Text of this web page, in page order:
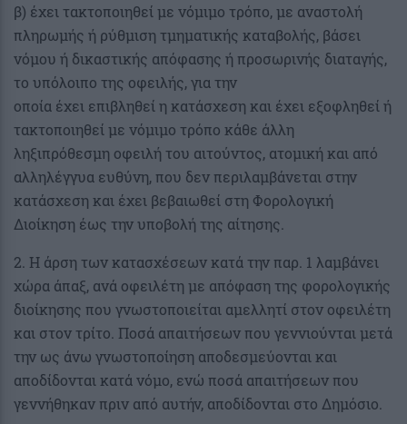
β) έχει τακτοποιηθεί με νόμιμο τρόπο, με αναστολή
πληρωμής ή ρύθμιση τμηματικής καταβολής, βάσει
νόμου ή δικαστικής απόφασης ή προσωρινής διαταγής,
το υπόλοιπο της οφειλής, για την
οποία έχει επιβληθεί η κατάσχεση και έχει εξοφληθεί ή
τακτοποιηθεί με νόμιμο τρόπο κάθε άλλη
ληξιπρόθεσμη οφειλή του αιτούντος, ατομική και από
αλληλέγγυα ευθύνη, που δεν περιλαμβάνεται στην
κατάσχεση και έχει βεβαιωθεί στη Φορολογική
Διοίκηση έως την υποβολή της αίτησης.
2. Η άρση των κατασχέσεων κατά την παρ. 1 λαμβάνει
χώρα άπαξ, ανά οφειλέτη με απόφαση της φορολογικής
διοίκησης που γνωστοποιείται αμελλητί στον οφειλέτη
και στον τρίτο. Ποσά απαιτήσεων που γεννιούνται μετά
την ως άνω γνωστοποίηση αποδεσμεύονται και
αποδίδονται κατά νόμο, ενώ ποσά απαιτήσεων που
γεννήθηκαν πριν από αυτήν, αποδίδονται στο Δημόσιο.